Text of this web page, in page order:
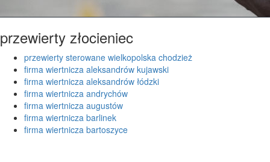
przewierty złocieniec
przewierty sterowane wielkopolska chodzież
firma wiertnicza aleksandrów kujawski
firma wiertnicza aleksandrów łódzki
firma wiertnicza andrychów
firma wiertnicza augustów
firma wiertnicza barlinek
firma wiertnicza bartoszyce